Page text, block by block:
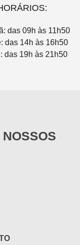
das 09h às 11h50
das 14h às 16h50
das 19h às 21h50